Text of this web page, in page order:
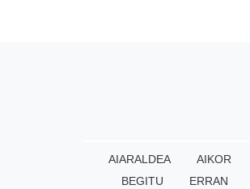
AIARALDEA AIKOR
BEGITU
ERRAN